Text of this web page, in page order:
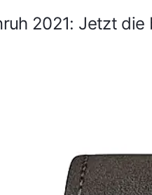
2021: Jetzt